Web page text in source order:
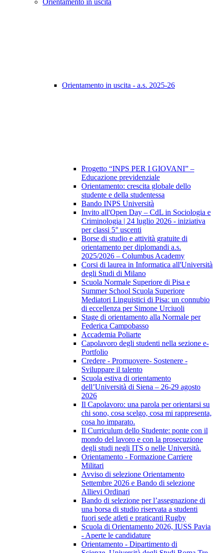
Orientamento in uscita
Orientamento in uscita - a.s. 2025-26
Progetto “INPS PER I GIOVANI” –
Educazione previdenziale
Orientamento: crescita globale dello
studente e della studentessa
Bando INPS Università
Invito all'Open Day – CdL in Sociologia e
Criminologia | 24 luglio 2026 - iniziativa
per classi 5° uscenti
Borse di studio e attività gratuite di
orientamento per diplomandi a.s.
2025/2026 – Columbus Academy
Corsi di laurea in Informatica all'Università
degli Studi di Milano
Scuola Normale Superiore di Pisa e
Summer School Scuola Superiore
Mediatori Linguistici di Pisa: un connubio
di eccellenza per Simone Urciuoli
Stage di orientamento alla Normale per
Federica Campobasso
Accademia Poliarte
Capolavoro degli studenti nella sezione e-
Portfolio
Credere - Promuovere- Sostenere -
Sviluppare il talento
Scuola estiva di orientamento
dell’Università di Siena – 26-29 agosto
2026
Il Capolavoro: una parola per orientarsi su
chi sono, cosa scelgo, cosa mi rappresenta,
cosa ho imparato.
Il Curriculum dello Studente: ponte con il
mondo del lavoro e con la prosecuzione
degli studi negli ITS o nelle Università.
Orientamento - Formazione Carriere
Militari
Avviso di selezione Orientamento
Settembre 2026 e Bando di selezione
Allievi Ordinari
Bando di selezione per l’assegnazione di
una borsa di studio riservata a studenti
fuori sede atleti e praticanti Rugby
Scuola di Orientamento 2026, IUSS Pavia
- Aperte le candidature
Orientamento - Dipartimento di